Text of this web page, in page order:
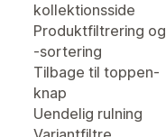
kollektionsside
Produktfiltrering og
-sortering
Tilbage til toppen-
knap
Uendelig rulning